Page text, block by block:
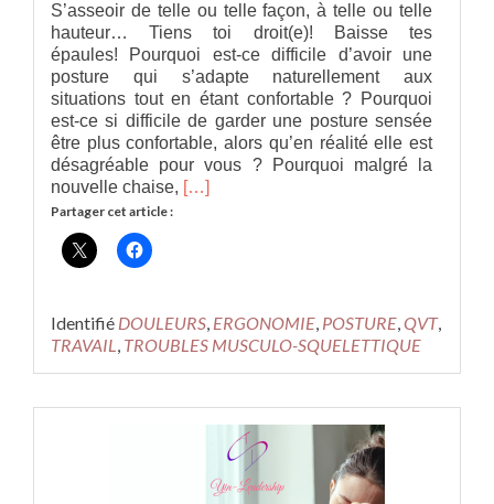
S’asseoir de telle ou telle façon, à telle ou telle
hauteur… Tiens toi droit(e)! Baisse tes
épaules! Pourquoi est-ce difficile d’avoir une
posture qui s’adapte naturellement aux
situations tout en étant confortable ? Pourquoi
est-ce si difficile de garder une posture sensée
être plus confortable, alors qu’en réalité elle est
désagréable pour vous ? Pourquoi malgré la
nouvelle chaise, En
bonne
posture
[…]
Partager cet article :
Identifié DOULEURS, ERGONOMIE, POSTURE,QVT,
TRAVAIL, TROUBLES MUSCULO-SQUELETTIQUE